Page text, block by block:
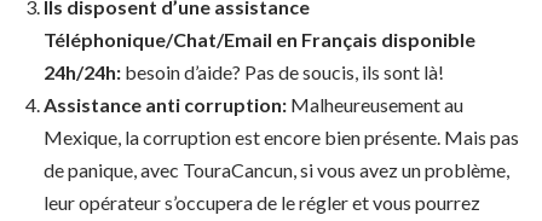
Ils disposent d’une assistance
Téléphonique/Chat/Email en Français disponible
24h/24h: besoin d’aide? Pas de soucis, ils sont là!
Assistance anti corruption: Malheureusement au
Mexique, la corruption est encore bien présente. Mais pas
de panique, avec TouraCancun, si vous avez un problème,
leur opérateur s’occupera de le régler et vous pourrez